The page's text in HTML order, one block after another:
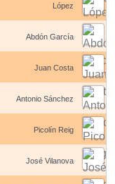
López
Abdón García
Juan Costa
Antonio Sánchez
Picolín Reig
José Vilanova